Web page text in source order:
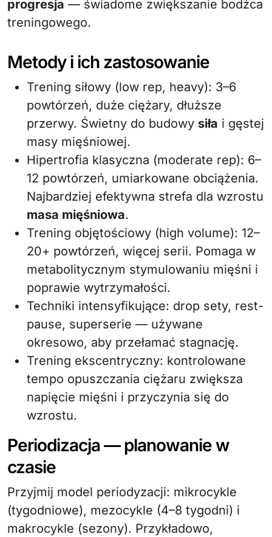
progresja — świadome zwiększanie bodźca
treningowego.
Metody i ich zastosowanie
Trening siłowy (low rep, heavy): 3–6
powtórzeń, duże ciężary, dłuższe
przerwy. Świetny do budowy siła i gęstej
masy mięśniowej.
Hipertrofia klasyczna (moderate rep): 6–
12 powtórzeń, umiarkowane obciążenia.
Najbardziej efektywna strefa dla wzrostu
masa mięśniowa.
Trening objętościowy (high volume): 12–
20+ powtórzeń, więcej serii. Pomaga w
metabolitycznym stymulowaniu mięśni i
poprawie wytrzymałości.
Techniki intensyfikujące: drop sety, rest-
pause, superserie — używane
okresowo, aby przełamać stagnację.
Trening ekscentryczny: kontrolowane
tempo opuszczania ciężaru zwiększa
napięcie mięśni i przyczynia się do
wzrostu.
Periodizacja — planowanie w
czasie
Przyjmij model periodyzacji: mikrocykle
(tygodniowe), mezocykle (4–8 tygodni) i
makrocykle (sezony). Przykładowo,